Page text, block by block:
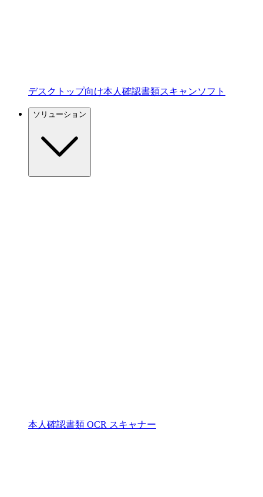
デスクトップ向け本人確認書類スキャンソフト
ソリューション
本人確認書類 OCR スキャナー